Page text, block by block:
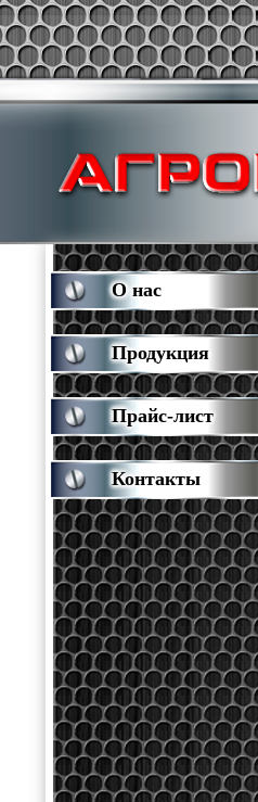
О нас
Продукция
Прайс-лист
Контакты